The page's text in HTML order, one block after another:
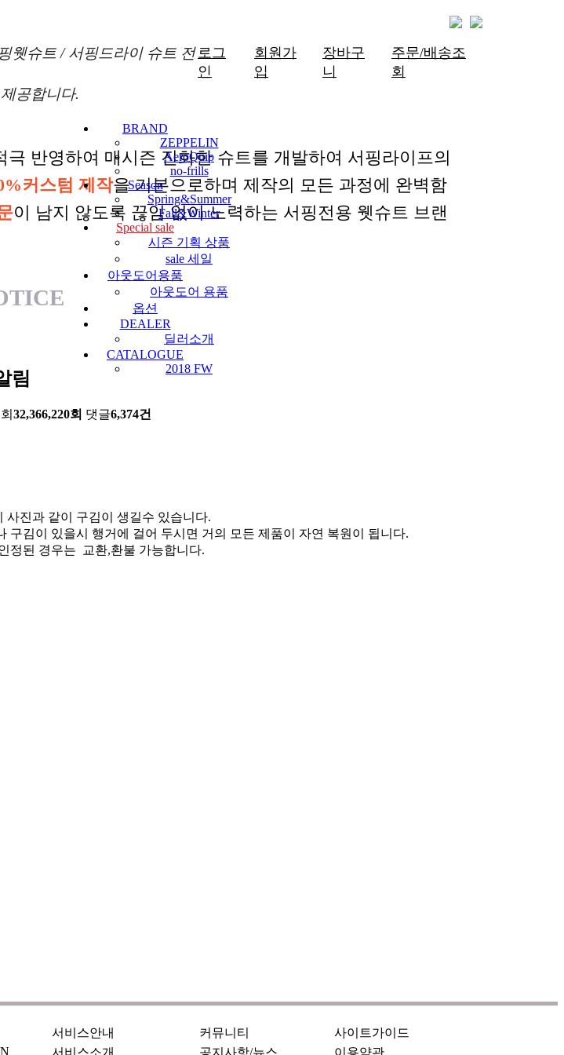
웻슈트 / 서핑드라이 슈트 전
공합니다.
로그
인
회원가
입
장바구
니
주문/배송조
회
BRAND
ZEPPELIN
AeroQuip
no-frills
Season
Spring&Summer
Fall&Winter
Special sale
시즌 기획 상품
sale 세일
아웃도어용품
아웃도어 용품
옵션
DEALER
딜러소개
CATALOGUE
2018 FW
반영하여 매시즌 진화한 슈트를 개발하여 서핑라이프의
커스텀 제작을 기본으로하며 제작의 모든 과정에 완벽함
이 남지 않도록 끊임 없이 노력하는 서핑전용 웻슈트 브랜
림
32,366,220회 댓글6,374건
사진과 같이 구김이 생길수 있습니다.
구김이 있을시 행거에 걸어 두시면 거의 모든 제품이 자연 복원이 됩니다.
정된 경우는 교환,환불 가능합니다.
서비스안내
서비스소개
커뮤니티
공지사항/뉴스
사이트가이드
이용약관